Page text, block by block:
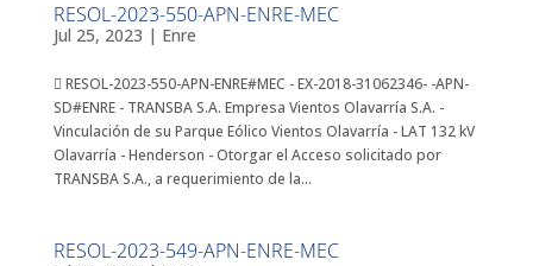
RESOL-2023-550-APN-ENRE-MEC
Jul 25, 2023 | Enre
 RESOL-2023-550-APN-ENRE#MEC - EX-2018-31062346- -APN-
SD#ENRE - TRANSBA S.A. Empresa Vientos Olavarría S.A. -
Vinculación de su Parque Eólico Vientos Olavarría - LAT 132 kV
Olavarría - Henderson - Otorgar el Acceso solicitado por
TRANSBA S.A., a requerimiento de la...
RESOL-2023-549-APN-ENRE-MEC